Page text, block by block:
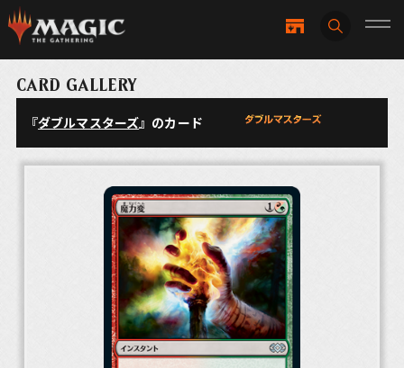
CARD GALLERY
『ダブルマスターズ』のカード